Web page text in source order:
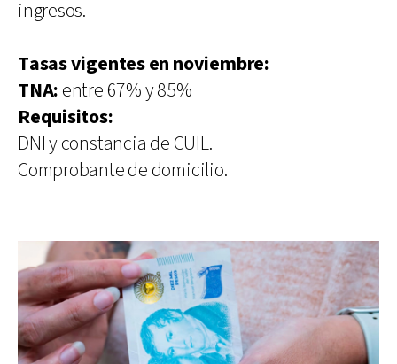
ingresos.
Tasas vigentes en noviembre:
TNA: entre 67% y 85%
Requisitos:
DNI y constancia de CUIL.
Comprobante de domicilio.